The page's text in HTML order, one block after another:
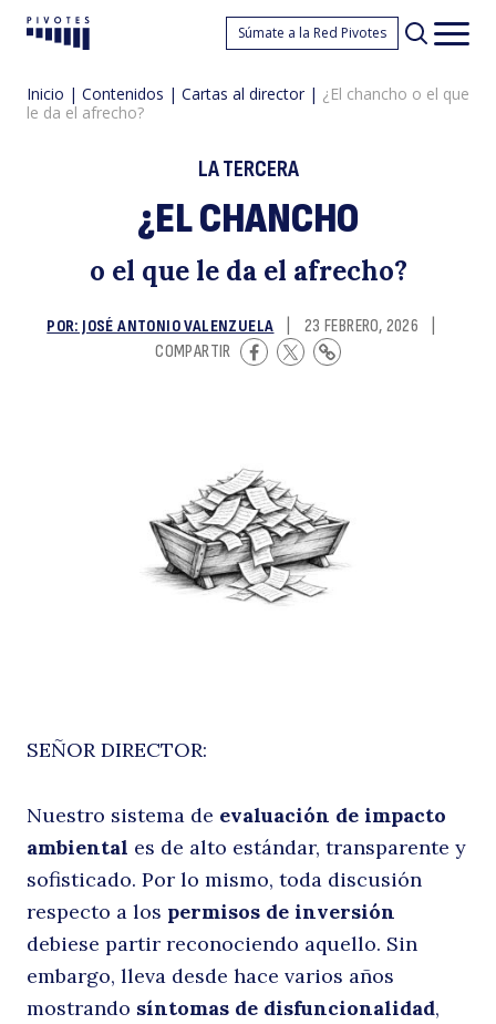
o
el
Pivotes Súmate a la Red Pivotes
Inicio | Contenidos | Cartas al director | ¿El chancho o el que
le da el afrecho?
LA TERCERA
¿EL CHANCHO
o el que le da el afrecho?
POR: JOSÉ ANTONIO VALENZUELA 23 FEBRERO, 2026
COMPARTIR
SEÑOR DIRECTOR:
Nuestro sistema de evaluación de impacto
ambiental es de alto estándar, transparente y
sofisticado. Por lo mismo, toda discusión
respecto a los permisos de inversión
debiese partir reconociendo aquello. Sin
embargo, lleva desde hace varios años
mostrando síntomas de disfuncionalidad,